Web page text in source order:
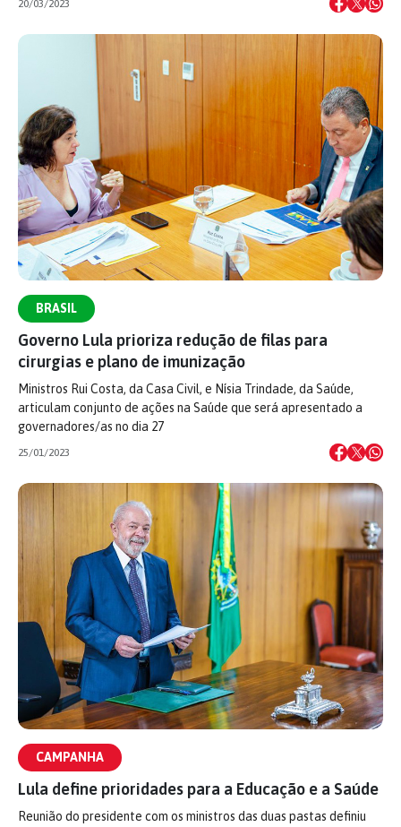
20/03/2023
BRASIL
Governo Lula prioriza redução de filas para
cirurgias e plano de imunização
Ministros Rui Costa, da Casa Civil, e Nísia Trindade, da Saúde,
articulam conjunto de ações na Saúde que será apresentado a
governadores/as no dia 27
25/01/2023
CAMPANHA
Lula define prioridades para a Educação e a Saúde
Reunião do presidente com os ministros das duas pastas definiu